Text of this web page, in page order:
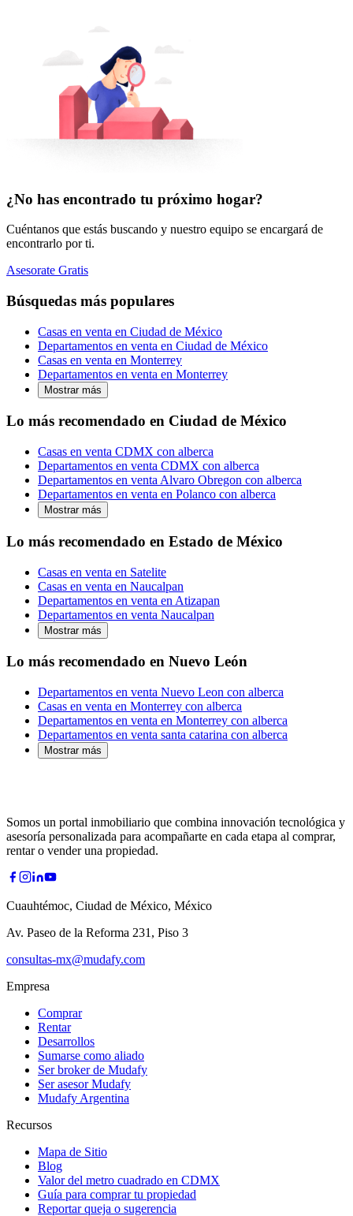
¿No has encontrado tu próximo hogar?
Cuéntanos que estás buscando y nuestro equipo se encargará de
encontrarlo por ti.
Asesorate Gratis
Búsquedas más populares
Casas en venta en Ciudad de México
Departamentos en venta en Ciudad de México
Casas en venta en Monterrey
Departamentos en venta en Monterrey
Mostrar más
Lo más recomendado en Ciudad de México
Casas en venta CDMX con alberca
Departamentos en venta CDMX con alberca
Departamentos en venta Alvaro Obregon con alberca
Departamentos en venta en Polanco con alberca
Mostrar más
Lo más recomendado en Estado de México
Casas en venta en Satelite
Casas en venta en Naucalpan
Departamentos en venta en Atizapan
Departamentos en venta Naucalpan
Mostrar más
Lo más recomendado en Nuevo León
Departamentos en venta Nuevo Leon con alberca
Casas en venta en Monterrey con alberca
Departamentos en venta en Monterrey con alberca
Departamentos en venta santa catarina con alberca
Mostrar más
Somos un portal inmobiliario que combina innovación tecnológica y
asesoría personalizada para acompañarte en cada etapa al comprar,
rentar o vender una propiedad.
Cuauhtémoc, Ciudad de México, México
Av. Paseo de la Reforma 231, Piso 3
consultas-mx@mudafy.com
Empresa
Comprar
Rentar
Desarrollos
Sumarse como aliado
Ser broker de Mudafy
Ser asesor Mudafy
Mudafy Argentina
Recursos
Mapa de Sitio
Blog
Valor del metro cuadrado en CDMX
Guía para comprar tu propiedad
Reportar queja o sugerencia